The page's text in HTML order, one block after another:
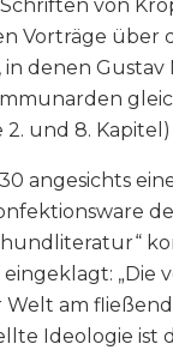
von
Vorträge über
denen Gustav
2. und 8. Kapitel)
angesichts
„Die
am
Ideologie ist